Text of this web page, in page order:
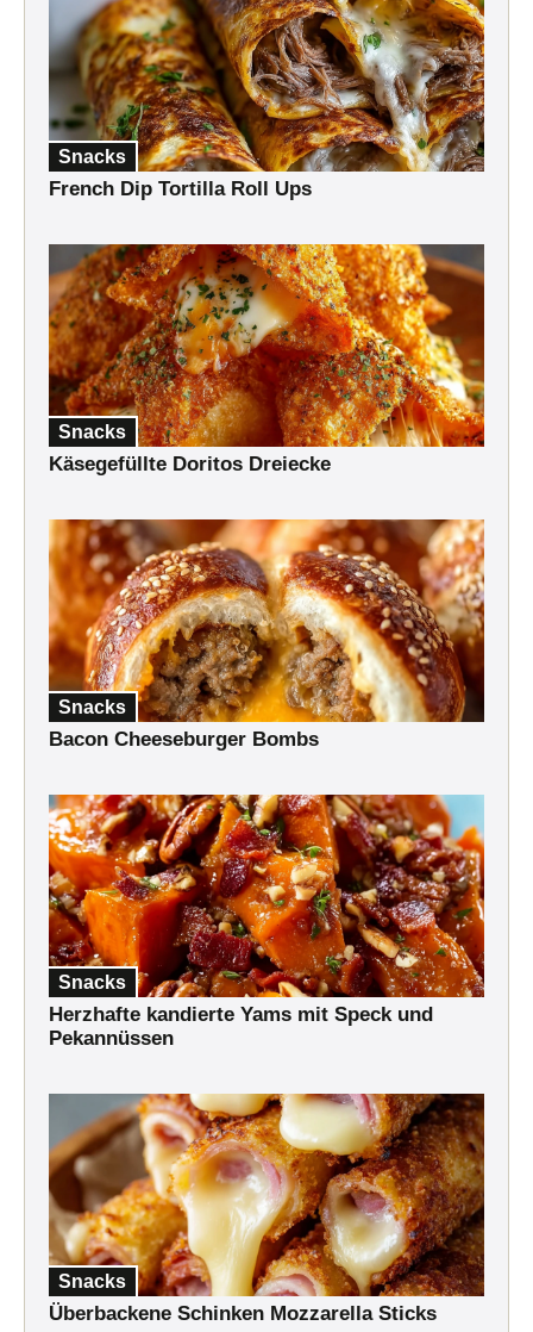
Snacks
French Dip Tortilla Roll Ups
Snacks
Käsegefüllte Doritos Dreiecke
Snacks
Bacon Cheeseburger Bombs
Snacks
Herzhafte kandierte Yams mit Speck und
Pekannüssen
Snacks
Überbackene Schinken Mozzarella Sticks